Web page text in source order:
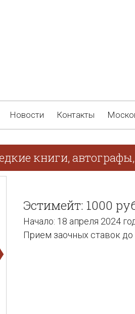
Новости Контакты
книги,
Эстимейт: 1000
Начало: 18 апреля 2024
Прием заочных ставок до